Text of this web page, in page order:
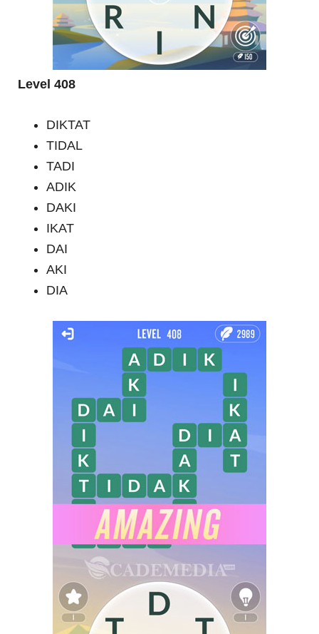
Level 408
DIKTAT
TIDAL
TADI
ADIK
DAKI
IKAT
DAI
AKI
DIA